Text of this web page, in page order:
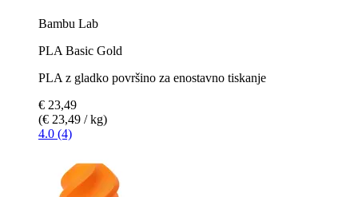
Bambu Lab
PLA Basic Gold
PLA z gladko površino za enostavno tiskanje
€ 23,49
(€ 23,49 / kg)
4.0 (4)